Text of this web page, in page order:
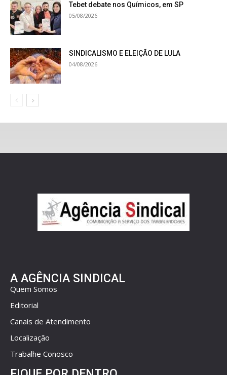
Tebet debate nos Químicos, em SP
05/08/2026
SINDICALISMO E ELEIÇÃO DE LULA
04/08/2026
A AGÊNCIA SINDICAL
Quem Somos
Editorial
Canais de Atendimento
Localização
Trabalhe Conosco